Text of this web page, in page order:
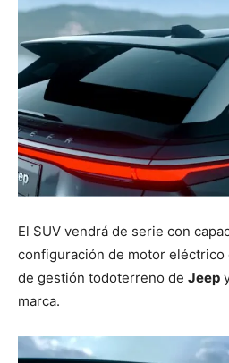
El SUV vendrá de serie con
configuración de motor eléctrico
de gestión todoterreno de Jeep
marca.